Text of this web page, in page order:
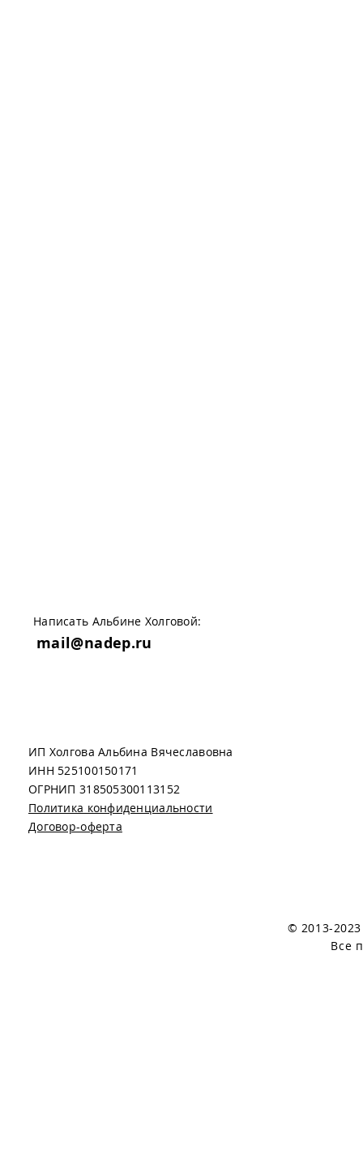
Написать Альбине Холговой:
mail@nadep.ru
ИП Холгова Альбина Вячеславовна
ИНН 525100150171
ОГРНИП 318505300113152
Политика конфиденциальности
Договор-оферта
© 2013-
Все